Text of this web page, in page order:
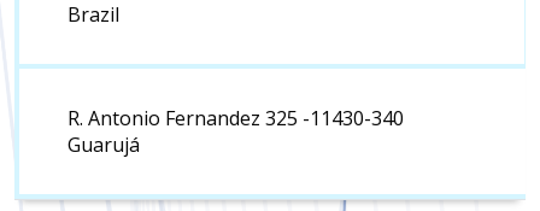
Brazil
R. Antonio Fernandez 325 -11430-340
Guarujá